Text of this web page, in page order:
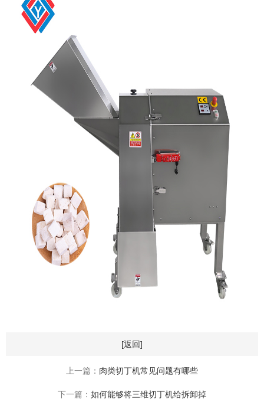
[返回]
上一篇： 肉类切丁机常见问题有哪些
下一篇： 如何能够将三维切丁机给拆卸掉